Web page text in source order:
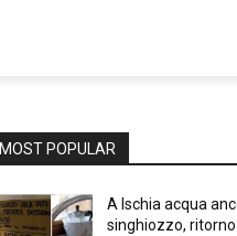
MOST POPULAR
A Ischia acqua
singhiozzo,